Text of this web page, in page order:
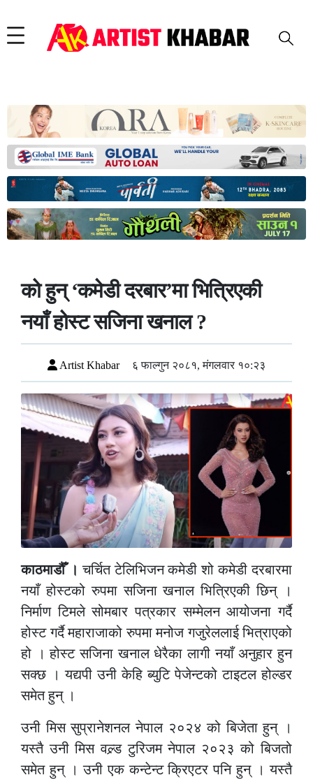
को हुन् ‘कमेडी दरबार’मा भित्रिएकी
नयाँ होस्ट सजिना खनाल ?
Artist Khabar ६ फाल्गुन २०८१, मंगलवार १०:२३
काठमाडौँ । चर्चित टेलिभिजन कमेडी शो कमेडी दरबारमा
नयाँ होस्टको रुपमा सजिना खनाल भित्रिएकी छिन् ।
निर्माण टिमले सोमबार पत्रकार सम्मेलन आयोजना गर्दै
होस्ट गर्दै महाराजाको रुपमा मनोज गजुरेललाई भित्राएको
हो । होस्ट सजिना खनाल धेरैका लागी नयाँ अनुहार हुन
सक्छ । यद्यपी उनी केहि ब्युटि पेजेन्टको टाइटल होल्डर
समेत हुन् ।
उनी मिस सुप्रानेशनल नेपाल २०२४ को बिजेता हुन् ।
यस्तै उनी मिस वल्र्ड टुरिजम नेपाल २०२३ को बिजतो
समेत हुन् । उनी एक कन्टेन्ट क्रिएटर पनि हुन् । यस्तै